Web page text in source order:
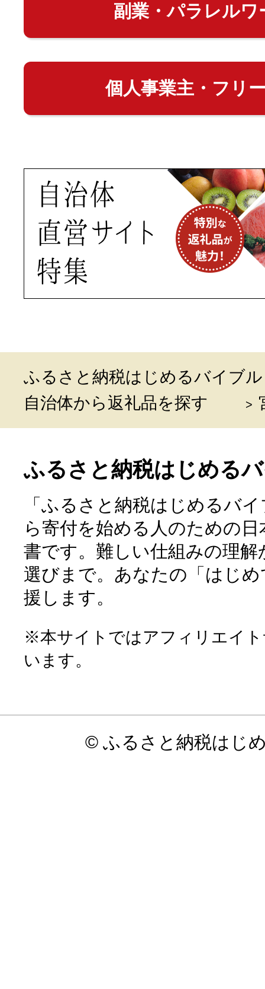
副業・パラレルワ
個人事業主・フリ
ふるさと納税はじめるバイブル
自治体から返礼品を探す
ふるさと納税はじめる
「ふるさと納税はじめるバ
ら寄付を始める人のための
書です。難しい仕組みの理
選びまで。あなたの「はじ
援します。
※本サイトではアフィリエイ
います。
© ふるさと納税はじ